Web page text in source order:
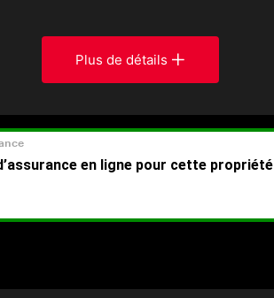
Plus de détails